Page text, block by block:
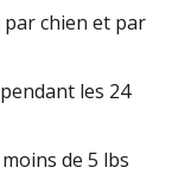
chien et par
les 24
de 5 lbs